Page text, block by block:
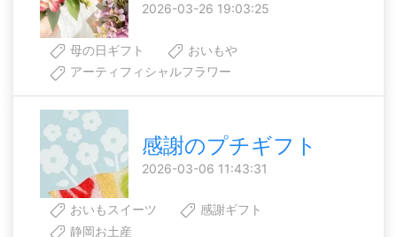
2026-03-26 19:03:25
母の日ギフト
おいもや
アーティフィシャルフラワー
感謝のプチギフト
2026-03-06 11:43:31
おいもスイーツ
感謝ギフト
静岡お土産